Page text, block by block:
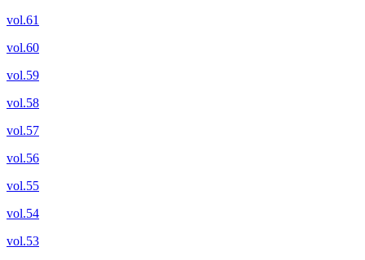
vol.61
vol.60
vol.59
vol.58
vol.57
vol.56
vol.55
vol.54
vol.53